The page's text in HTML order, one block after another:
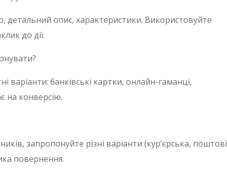
детальний опис, характеристики. Використовуйте
до дії.
варіанти: банківські картки, онлайн-гаманці,
на конверсію.
запропонуйте різні варіанти (кур’єрська, поштові
повернення.